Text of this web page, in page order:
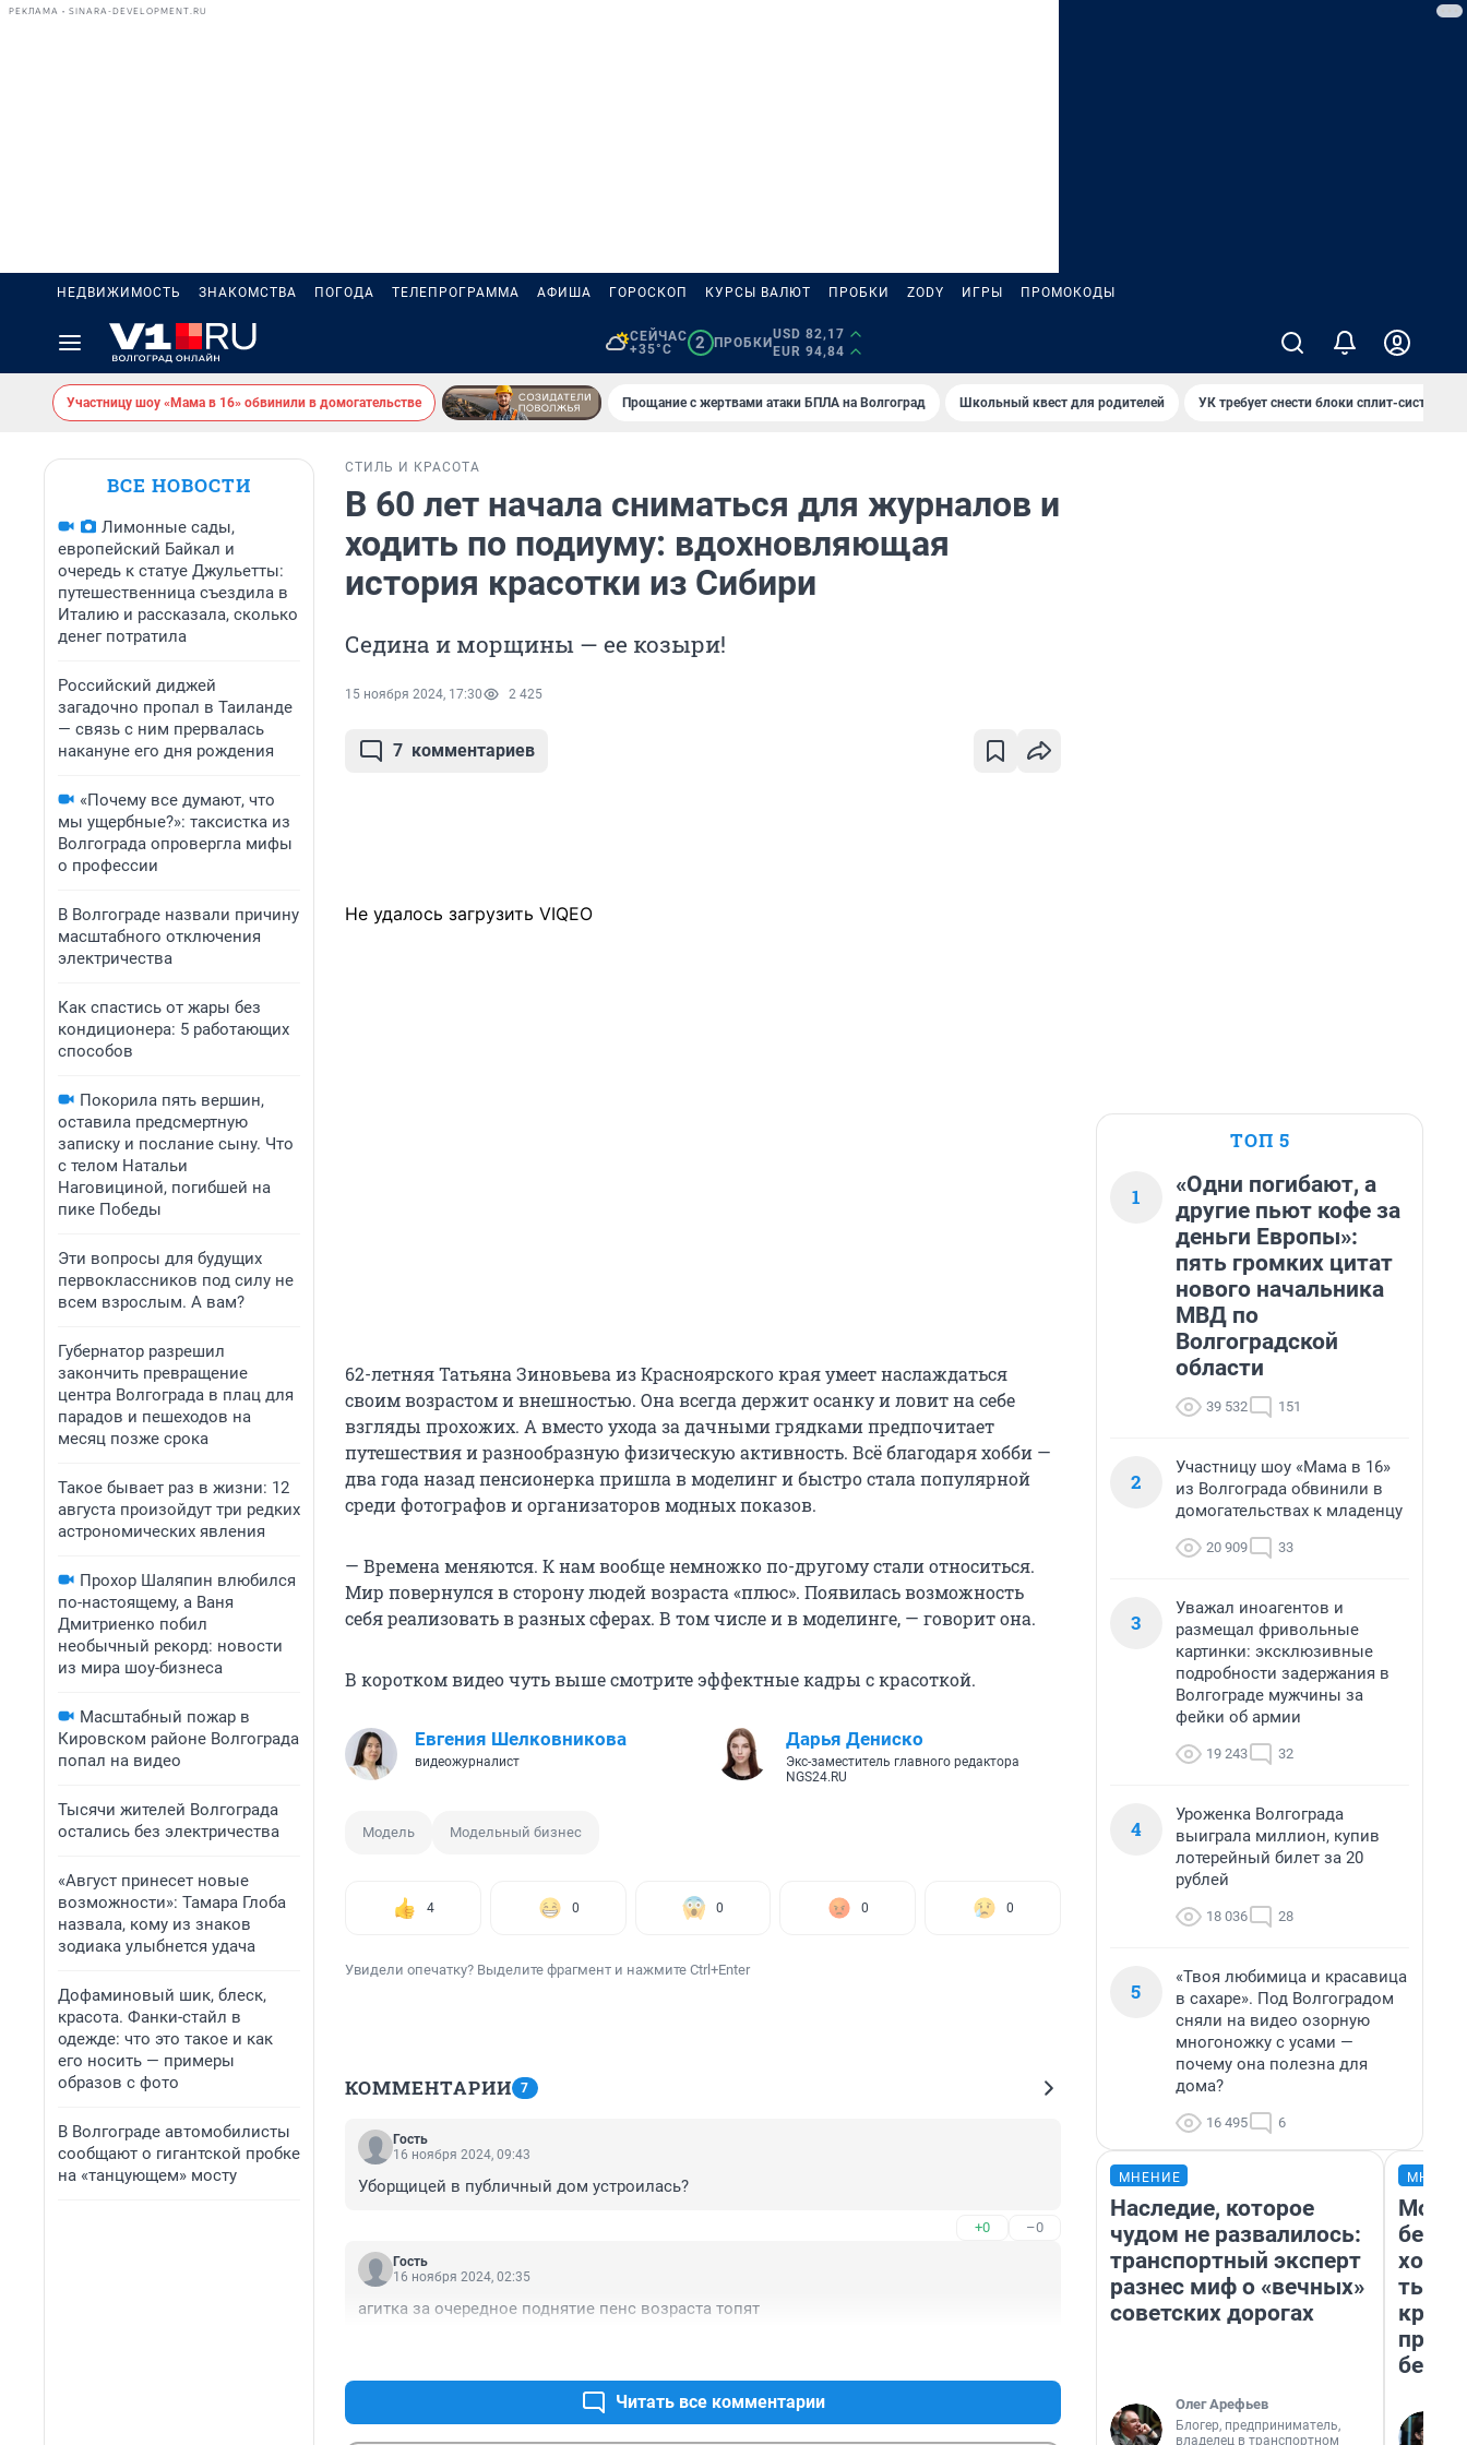
РЕКЛАМА • SINARA-DEVELOPMENT.RU
НЕДВИЖИМОСТЬ ЗНАКОМСТВА ПОГОДА ТЕЛЕПРОГРАММА АФИША ГОРОСКОП КУРСЫ ВАЛЮТ ПРОБКИ ZODY ИГРЫ ПРОМОКОДЫ
СЕЙЧАС
+35°C
2 ПРОБКИ
USD 82,17
EUR 94,84
Участницу шоу «Мама в 16» обвинили в домогательстве Прощание с жертвами атаки БПЛА на Волгоград Школьный квест для родителей УК требует снести блоки сплит-систем
ВСЕ НОВОСТИ
Лимонные сады,
европейский Байкал и
очередь к статуе Джульетты:
путешественница съездила в
Италию и рассказала, сколько
денег потратила
Российский диджей
загадочно пропал в Таиланде
— связь с ним прервалась
накануне его дня рождения
«Почему все думают, что
мы ущербные?»: таксистка из
Волгограда опровергла мифы
о профессии
В Волгограде назвали причину
масштабного отключения
электричества
Как спастись от жары без
кондиционера: 5 работающих
способов
Покорила пять вершин,
оставила предсмертную
записку и послание сыну. Что
с телом Натальи
Наговициной, погибшей на
пике Победы
Эти вопросы для будущих
первоклассников под силу не
всем взрослым. А вам?
Губернатор разрешил
закончить превращение
центра Волгограда в плац для
парадов и пешеходов на
месяц позже срока
Такое бывает раз в жизни: 12
августа произойдут три редких
астрономических явления
Прохор Шаляпин влюбился
по-настоящему, а Ваня
Дмитриенко побил
необычный рекорд: новости
из мира шоу-бизнеса
Масштабный пожар в
Кировском районе Волгограда
попал на видео
Тысячи жителей Волгограда
остались без электричества
«Август принесет новые
возможности»: Тамара Глоба
назвала, кому из знаков
зодиака улыбнется удача
Дофаминовый шик, блеск,
красота. Фанки-стайл в
одежде: что это такое и как
его носить — примеры
образов с фото
В Волгограде автомобилисты
сообщают о гигантской пробке
на «танцующем» мосту
СТИЛЬ И КРАСОТА
В 60 лет начала сниматься для журналов и
ходить по подиуму: вдохновляющая
история красотки из Сибири
Седина и морщины — ее козыри!
15 ноября 2024, 17:30 2 425
7 комментариев
Не удалось загрузить VIQEO
62-летняя Татьяна Зиновьева из Красноярского края умеет наслаждаться
своим возрастом и внешностью. Она всегда держит осанку и ловит на себе
взгляды прохожих. А вместо ухода за дачными грядками предпочитает
путешествия и разнообразную физическую активность. Всё благодаря хобби —
два года назад пенсионерка пришла в моделинг и быстро стала популярной
среди фотографов и организаторов модных показов.
— Времена меняются. К нам вообще немножко по-другому стали относиться.
Мир повернулся в сторону людей возраста «плюс». Появилась возможность
себя реализовать в разных сферах. В том числе и в моделинге, — говорит она.
В коротком видео чуть выше смотрите эффектные кадры с красоткой.
Евгения Шелковникова
видеожурналист
Дарья Дениско
Экс-заместитель главного редактора
NGS24.RU
Модель Модельный бизнес
4 0 0 0 0
Увидели опечатку? Выделите фрагмент и нажмите Ctrl+Enter
КОММЕНТАРИИ 7
Гость
16 ноября 2024, 09:43
Уборщицей в публичный дом устроилась?
+0 –0
Гость
16 ноября 2024, 02:35
агитка за очередное поднятие пенс возраста топят
Читать все комментарии
ТОП 5
1
«Одни погибают, а
другие пьют кофе за
деньги Европы»:
пять громких цитат
нового начальника
МВД по
Волгоградской
области
39 532 151
2
Участницу шоу «Мама в 16»
из Волгограда обвинили в
домогательствах к младенцу
20 909 33
3
Уважал иноагентов и
размещал фривольные
картинки: эксклюзивные
подробности задержания в
Волгограде мужчины за
фейки об армии
19 243 32
4
Уроженка Волгограда
выиграла миллион, купив
лотерейный билет за 20
рублей
18 036 28
5
«Твоя любимица и красавица
в сахаре». Под Волгоградом
сняли на видео озорную
многоножку с усами —
почему она полезна для
дома?
16 495 6
МНЕНИЕ
Наследие, которое
чудом не развалилось:
транспортный эксперт
разнес миф о «вечных»
советских дорогах
Олег Арефьев
Блогер, предприниматель,
владелец в транспортном
Мой